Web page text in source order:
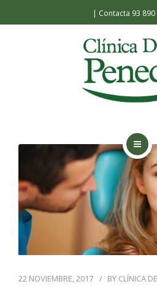
| Contacta 93 890
LA CLÍNICA
TRATAMIENTOS
FACILIDADES
BLOG
22 NOVIEMBRE, 2017 BY CLÍNICA